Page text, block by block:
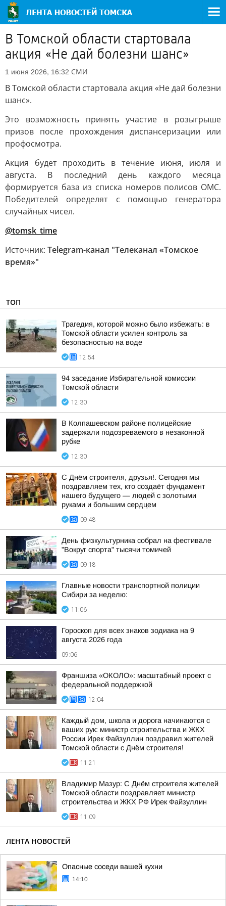
В Томской области стартовала
акция «Не дай болезни шанс»
1 июня 2026, 16:32 СМИ
В Томской области стартовала акция «Не дай болезни
шанс».
Это возможность принять участие в розыгрыше
призов после прохождения диспансеризации или
профосмотра.
Акция будет проходить в течение июня, июля и
августа. В последний день каждого месяца
формируется база из списка номеров полисов ОМС.
Победителей определят с помощью генератора
случайных чисел.
@tomsk_time
Источник: Telegram-канал "Телеканал «Томское
время»"
ТОП
Трагедия, которой можно было избежать: в
Томской области усилен контроль за
безопасностью на воде
12:54
94 заседание Избирательной комиссии
Томской области
12:30
В Колпашевском районе полицейские
задержали подозреваемого в незаконной
рубке
12:30
С Днём строителя, друзья!. Сегодня мы
поздравляем тех, кто создаёт фундамент
нашего будущего — людей с золотыми
руками и большим сердцем
09:48
День физкультурника собрал на фестивале
"Вокруг спорта" тысячи томичей
09:18
Главные новости транспортной полиции
Сибири за неделю:
11:06
Гороскоп для всех знаков зодиака на 9
августа 2026 года
09:06
Франшиза «ОКОЛО»: масштабный проект с
федеральной поддержкой
12:04
Каждый дом, школа и дорога начинаются с
ваших рук: министр строительства и ЖКХ
России Ирек Файзуллин поздравил жителей
Томской области с Днём строителя!
11:21
Владимир Мазур: С Днём строителя жителей
Томской области поздравляет министр
строительства и ЖКХ РФ Ирек Файзуллин
11:09
ЛЕНТА НОВОСТЕЙ
Опасные соседи вашей кухни
14:10